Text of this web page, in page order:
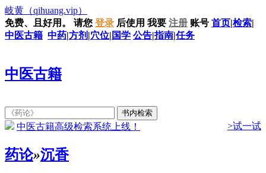
岐黄 （qihuang.vip）
免费、且好用。
请您 登录 后使用 我要 注册 账号 首页|检索|
中医古籍 中药|方剂 |穴位| 国学 公告|指南|任务
中医古籍
中医古籍高级检索系统上线！ >试一试
药论»沉香